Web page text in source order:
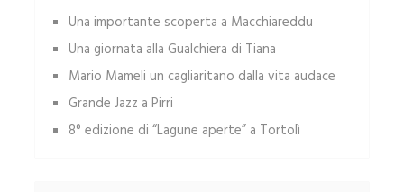
Una importante scoperta a Macchiareddu
Una giornata alla Gualchiera di Tiana
Mario Mameli un cagliaritano dalla vita audace
Grande Jazz a Pirri
8° edizione di “Lagune aperte” a Tortolì